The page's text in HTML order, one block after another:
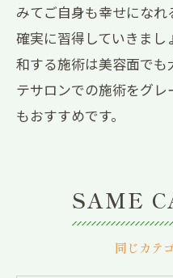
みてご自身も幸せにな
確実に習得していきまし
和する施術は美容面で
テサロンでの施術をグ
もおすすめです。
同じカテ
SAME